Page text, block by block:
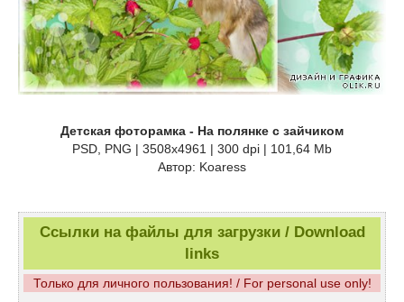
Детская фоторамка - На полянке с зайчиком
PSD, PNG | 3508x4961 | 300 dpi | 101,64 Mb
Автор: Koaress
Ссылки на файлы для загрузки / Download
links
Только для личного пользования! / For personal use only!